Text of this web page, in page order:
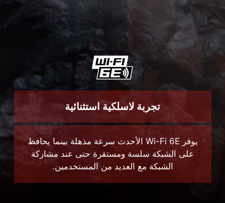
تجربة لاسلكية استثنائية
يوفر Wi-Fi 6E الأحدث سرعة مذهلة بينما يحافظ
على الشبكة سلسة ومستقرة حتى عند مشاركة
الشبكة مع العديد من المستخدمين.